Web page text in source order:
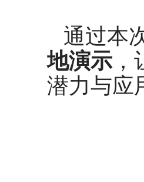
通过本
地演示，
潜力与应